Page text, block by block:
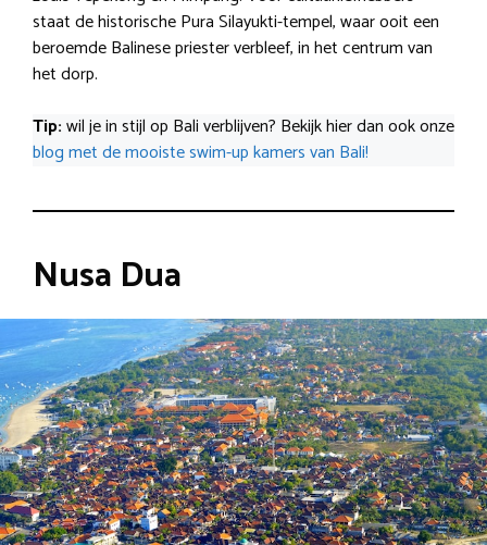
staat de historische Pura Silayukti-tempel, waar ooit een
beroemde Balinese priester verbleef, in het centrum van
het dorp.
Tip:wil je in stijl op Bali verblijven? Bekijk hier dan ook onze
blog met de mooiste swim-up kamers van Bali!
Nusa Dua